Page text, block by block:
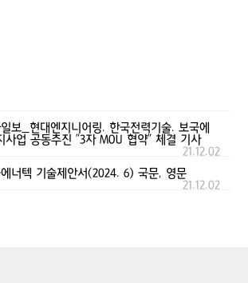
보_현대엔지니어링. 한국전력기술. 보국에
사업 공동추진 "3자 MOU 협약" 체결 기사
21.12.02
너텍 기술제안서(2024. 6) 국문, 영문
21.12.02